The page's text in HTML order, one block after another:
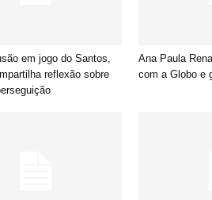
em jogo do Santos,
reflexão sobre
Ana Paula
com a Globo e